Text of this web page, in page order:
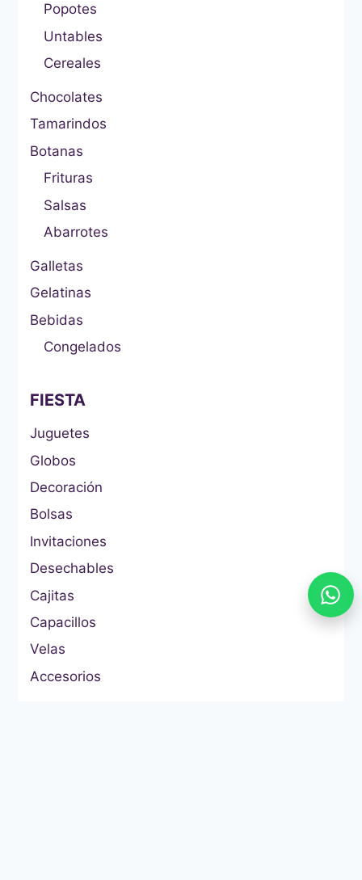
Popotes
Untables
Cereales
Chocolates
Tamarindos
Botanas
Frituras
Salsas
Abarrotes
Galletas
Gelatinas
Bebidas
Congelados
FIESTA
Juguetes
Globos
Decoración
Bolsas
Invitaciones
Desechables
Cajitas
Capacillos
Velas
Accesorios